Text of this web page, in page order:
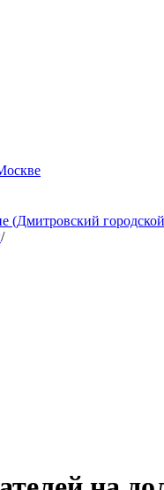
(Дмитровский
/